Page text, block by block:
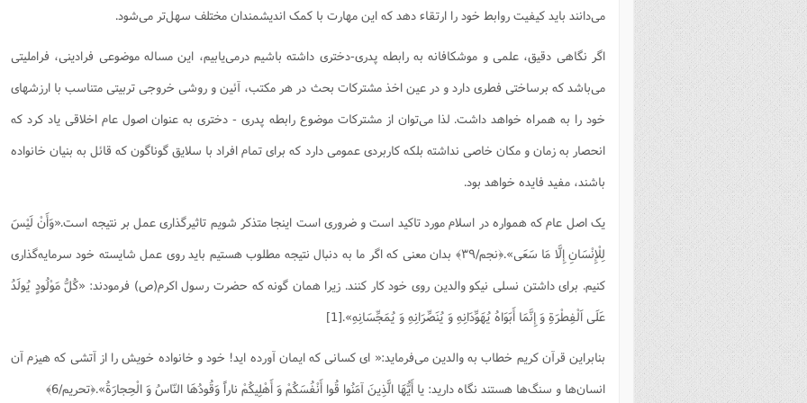
شماره اول فصل نامه تربیت تبلیغی
شماره دوم فصل نامه تربیت تبلیغی
پيش شماره 2 فصلنامه مطالعات معنوی
شماره اول فصل نامه مطالعات معنوی
شماره چهارم و پنجم فصل نامه مطالعات معنوی
شماره ششم فصل نامه مطالعات معنوی
شماره دهم فصل‌نامه مطالعات معنوی
فصل نامه سبک زندگی
علوم تربیتی
آئین دوست یابی
می‌دانند باید کیفیت روابط خود را ارتقاء دهد که این مهارت با کمک اندیشمندان مختلف سهل‌تر می‌شود.
اگر نگاهی دقیق، علمی و موشکافانه به رابطه پدری-دختری داشته باشیم درمی‌یابیم، این مساله موضوعی فرادینی، فراملیتی
می‌باشد که برساختی فطری دارد و در عین اخذ مشترکات بحث در هر مکتب، آئین و روشی خروجی تربیتی متناسب با ارزشهای
خود را به همراه خواهد داشت. لذا می‌توان از مشترکات موضوع رابطه پدری - دختری به عنوان اصول عام اخلاقی یاد کرد که
انحصار به زمان و مکان خاصی نداشته بلکه کاربردی عمومی دارد که برای تمام افراد با سلایق گوناگون که قائل به بنیان خانواده
باشند، مفید فایده خواهد بود.
یک اصل عام که همواره در اسلام مورد تاکید است و ضروری است اینجا متذکر شویم تاثیرگذاری عمل بر نتیجه است.«وَأَنْ لَيْسَ
لِلْإِنْسَانِ إِلَّا مَا سَعَى».﴿نجم/۳۹﴾ بدان معنی که اگر ما به دنبال نتیجه مطلوب هستیم باید روی عمل شایسته خود سرمایه‌گذاری
کنیم. برای داشتن نسلی نیکو والدین روی خود کار کنند. زیرا همان‌ گونه که حضرت رسول اکرم(ص) فرمودند: «كُلُّ مَوْلُودٍ يُولَدُ
عَلَى اَلْفِطْرَةِ وَ إِنَّمَا أَبَوَاهُ يُهَوِّدَانِهِ وَ يُنَصِّرَانِهِ وَ يُمَجِّسَانِهِ».[1]
بنابراین قرآن کریم خطاب به والدین می‌فرماید:« اى کسانى که ایمان آورده اید! خود و خانواده خویش را از آتشى که هیزم آن
انسان‌ها و سنگ‌ها هستند نگاه دارید: یا أَیُّهَا الَّذِینَ آمَنُوا قُوا أَنْفُسَکُمْ وَ أَهْلِیکُمْ ناراً وَقُودُهَا النّاسُ وَ الْحِجارَةُ».﴿تحریم/6﴾